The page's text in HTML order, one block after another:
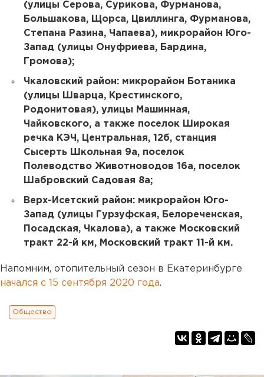
(улицы Серова, Сурикова, Фурманова,
Большакова, Щорса, Цвиллинга, Фурманова,
Степана Разина, Чапаева), микрорайон Юго-
Запад (улицы Онуфриева, Бардина,
Громова);
Чкаловский район: микрорайон Ботаника
(улицы Шварца, Крестинского,
Родонитовая), улицы Машинная,
Чайковского, а также поселок Широкая
речка КЭЧ, Центральная, 12б, станция
Сысерть Школьная 9а, поселок
Полеводство Животноводов 16а, поселок
Шабровский Садовая 8а;
Верх-Исетский район: микрорайон Юго-
Запад (улицы Гурзуфская, Белореченская,
Посадская, Чкалова), а также Московский
тракт 22-й км, Московский тракт 11-й км.
Напомним, отопительный сезон в Екатеринбурге
начался с 15 сентября 2020 года.
Общество